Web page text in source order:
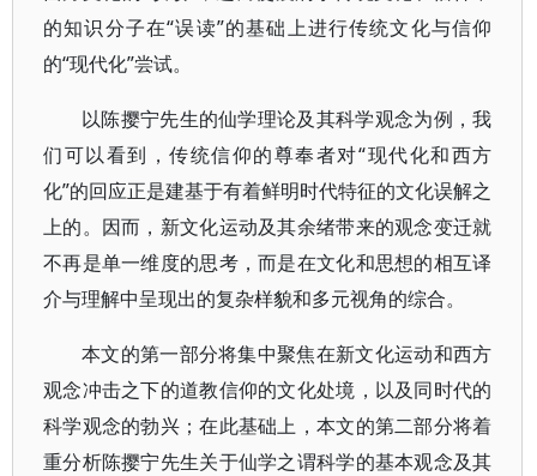
的知识分子在“误读”的基础上进行传统文化与信仰
的“现代化”尝试。
以陈撄宁先生的仙学理论及其科学观念为例，我
们可以看到，传统信仰的尊奉者对“现代化和西方
化”的回应正是建基于有着鲜明时代特征的文化误解之
上的。因而，新文化运动及其余绪带来的观念变迁就
不再是单一维度的思考，而是在文化和思想的相互译
介与理解中呈现出的复杂样貌和多元视角的综合。
本文的第一部分将集中聚焦在新文化运动和西方
观念冲击之下的道教信仰的文化处境，以及同时代的
科学观念的勃兴；在此基础上，本文的第二部分将着
重分析陈撄宁先生关于仙学之谓科学的基本观念及其